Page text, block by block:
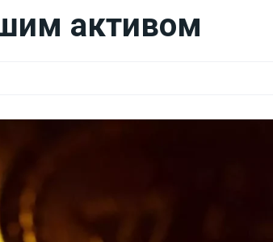
активом